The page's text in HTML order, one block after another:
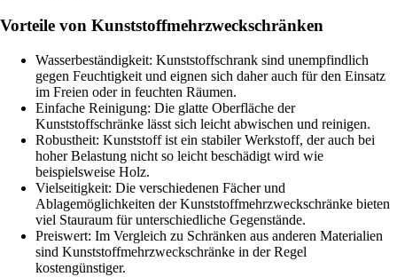
Vorteile von Kunststoffmehrzweckschränken
Wasserbeständigkeit: Kunststoffschrank sind unempfindlich
gegen Feuchtigkeit und eignen sich daher auch für den Einsatz
im Freien oder in feuchten Räumen.
Einfache Reinigung: Die glatte Oberfläche der
Kunststoffschränke lässt sich leicht abwischen und reinigen.
Robustheit: Kunststoff ist ein stabiler Werkstoff, der auch bei
hoher Belastung nicht so leicht beschädigt wird wie
beispielsweise Holz.
Vielseitigkeit: Die verschiedenen Fächer und
Ablagemöglichkeiten der Kunststoffmehrzweckschränke bieten
viel Stauraum für unterschiedliche Gegenstände.
Preiswert: Im Vergleich zu Schränken aus anderen Materialien
sind Kunststoffmehrzweckschränke in der Regel
kostengünstiger.